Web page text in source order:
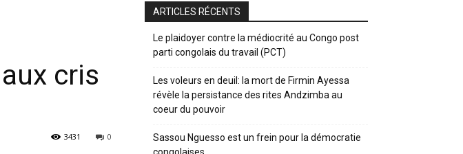
cris
0
3431
ARTICLES RÉCENTS
Le plaidoyer contre la médiocrité au Congo post
parti congolais du travail (PCT)
Les voleurs en deuil: la mort de Firmin Ayessa
révèle la persistance des rites Andzimba au
coeur du pouvoir
Sassou Nguesso est un frein pour la démocratie